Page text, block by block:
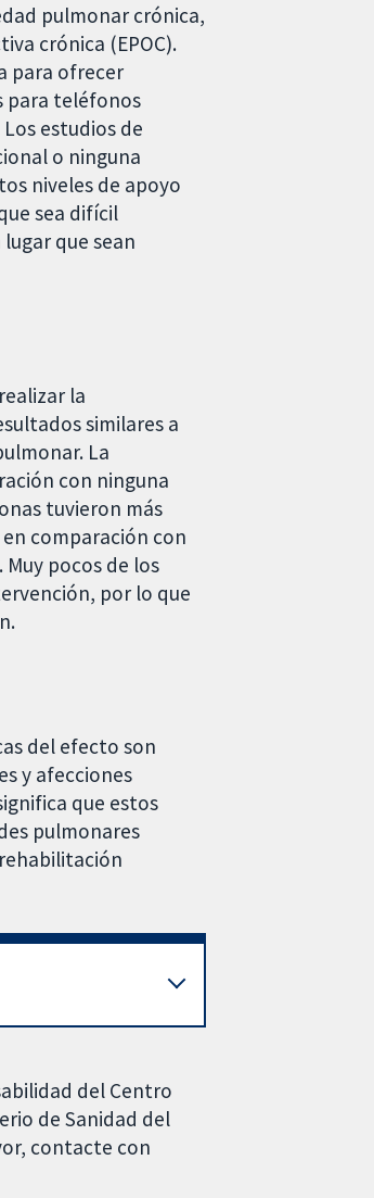
pulmonar crónica,
crónica (EPOC).
para ofrecer
para teléfonos
estudios de
o ninguna
niveles de apoyo
sea difícil
que sean
la
similares a
La
con ninguna
tuvieron más
comparación con
pocos de los
por lo que
del efecto son
y afecciones
que estos
pulmonares
del Centro
de Sanidad del
contacte con